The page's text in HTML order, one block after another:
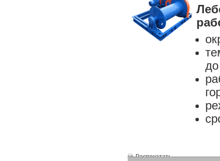
Распечатать